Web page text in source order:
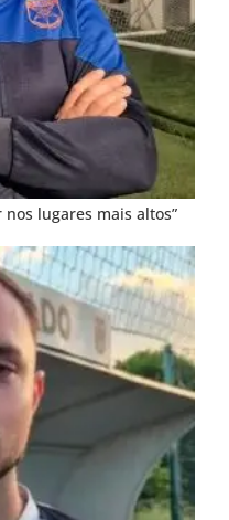
lugares mais altos”